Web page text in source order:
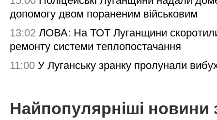
допомогу двом пораненим військовим
13:02 ЛОВА: На ТОТ Луганщини
ремонту системи теплопостачання
11:00 У Луганську зранку пролунали
Найпопулярніші новини